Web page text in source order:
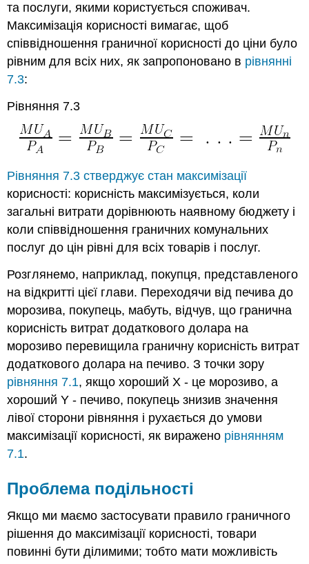
та послуги, якими користується споживач.
Максимізація корисності вимагає, щоб
співвідношення граничної корисності до ціни було
рівним для всіх них, як запропоновано в рівнянні
7.3:
Рівняння 7.3
Рівняння 7.3 стверджує стан максимізації
корисності: корисність максимізується, коли
загальні витрати дорівнюють наявному бюджету і
коли співвідношення граничних комунальних
послуг до цін рівні для всіх товарів і послуг.
Розглянемо, наприклад, покупця, представленого
на відкритті цієї глави. Переходячи від печива до
морозива, покупець, мабуть, відчув, що гранична
корисність витрат додаткового долара на
морозиво перевищила граничну корисність витрат
додаткового долара на печиво. З точки зору
рівняння 7.1, якщо хороший X - це морозиво, а
хороший Y - печиво, покупець знизив значення
лівої сторони рівняння і рухається до умови
максимізації корисності, як виражено рівнянням
7.1.
Проблема подільності
Якщо ми маємо застосувати правило граничного
рішення до максимізації корисності, товари
повинні бути ділимими; тобто мати можливість